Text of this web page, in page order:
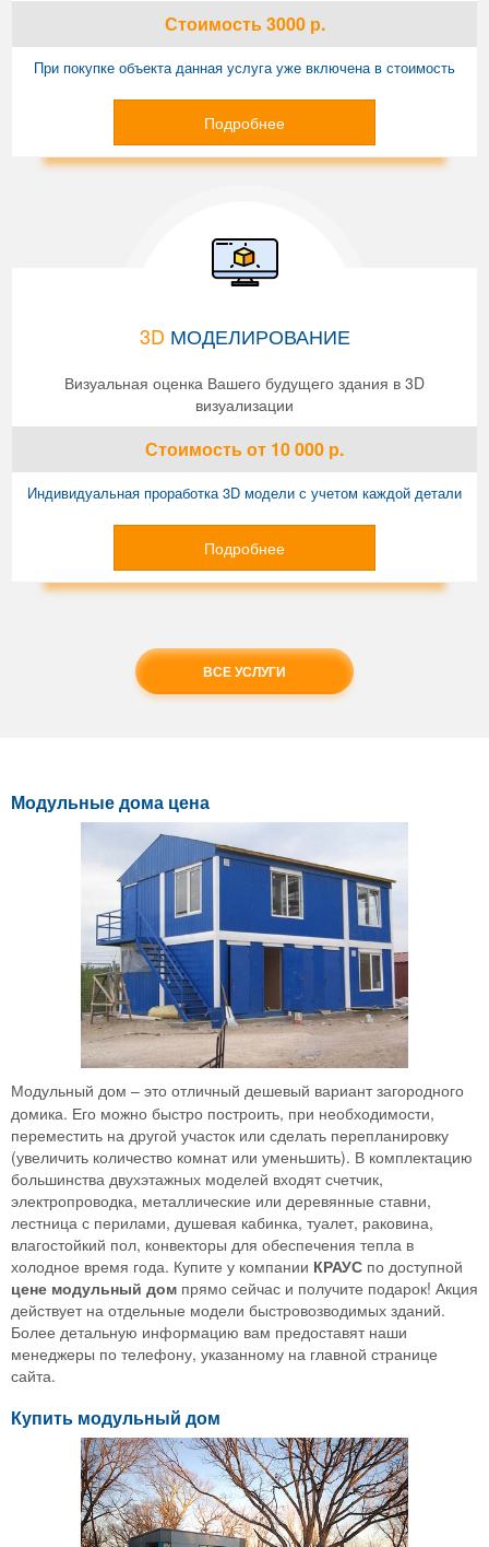
Стоимость3000р.
При покупке объекта данная услуга уже включена в стоимость
Подробнее
3D МОДЕЛИРОВАНИЕ
Визуальная оценка Вашего будущего здания в 3D
визуализации
Стоимостьот 10 000 р.
Индивидуальная проработка 3D модели с учетом каждой детали
Подробнее
ВСЕ УСЛУГИ
Модульные дома цена
Модульный дом – это отличный дешевый вариант загородного
домика. Его можно быстро построить, при необходимости,
переместить на другой участок или сделать перепланировку
(увеличить количество комнат или уменьшить). В комплектацию
большинства двухэтажных моделей входят счетчик,
электропроводка, металлические или деревянные ставни,
лестница с перилами, душевая кабинка, туалет, раковина,
влагостойкий пол, конвекторы для обеспечения тепла в
холодное время года. Купите у компании КРАУС по доступной
цене модульный дом прямо сейчас и получите подарок! Акция
действует на отдельные модели быстровозводимых зданий.
Более детальную информацию вам предоставят наши
менеджеры по телефону, указанному на главной странице
сайта.
Купить модульный дом